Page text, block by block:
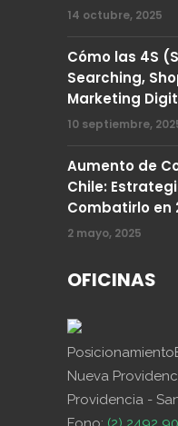
14 octubre, 2025
Cómo las 4S
Searching,
Marketing
10 septiembre,
Aumento de
Chile:
Combatirlo en
2 mayo, 2025
OFICINAS
Nueva
Providencia -